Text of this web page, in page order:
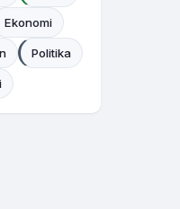
Ekonomi
Politika